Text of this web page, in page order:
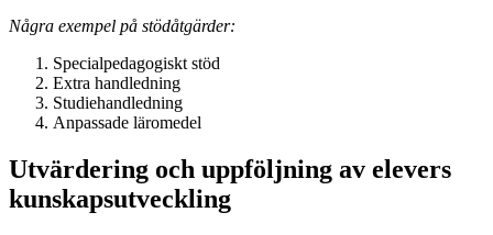
Några exempel på stödåtgärder:
Specialpedagogiskt stöd
Extra handledning
Studiehandledning
Anpassade läromedel
Utvärdering och uppföljning av elevers
kunskapsutveckling